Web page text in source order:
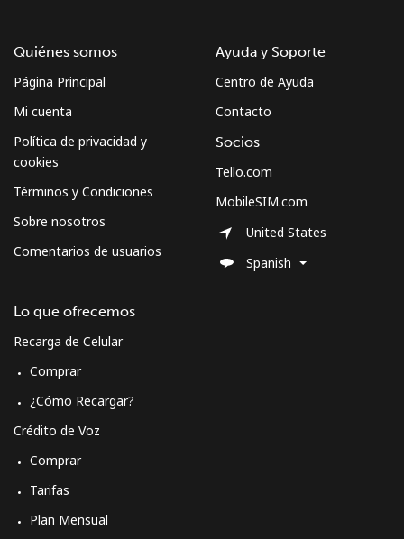
Quiénes somos
Página Principal
Mi cuenta
Política de privacidad y
cookies
Términos y Condiciones
Sobre nosotros
Comentarios de usuarios
Lo que ofrecemos
Recarga de Celular
Comprar
¿Cómo Recargar?
Crédito de Voz
Comprar
Tarifas
Plan Mensual
Ayuda y Soporte
Centro de Ayuda
Contacto
Socios
Tello.com
MobileSIM.com
United States
Spanish